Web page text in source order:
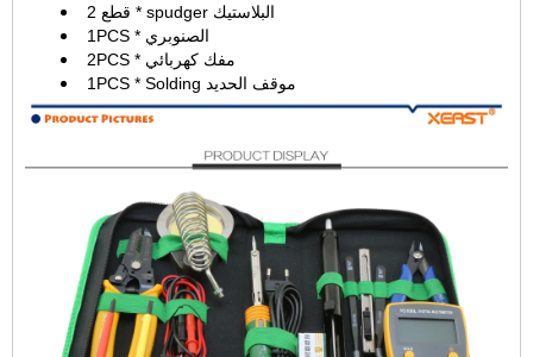
2 قطع * spudger البلاستيك
1PCS * الصنوبري
2PCS * مفك كهربائي
1PCS * Solding موقف الحديد